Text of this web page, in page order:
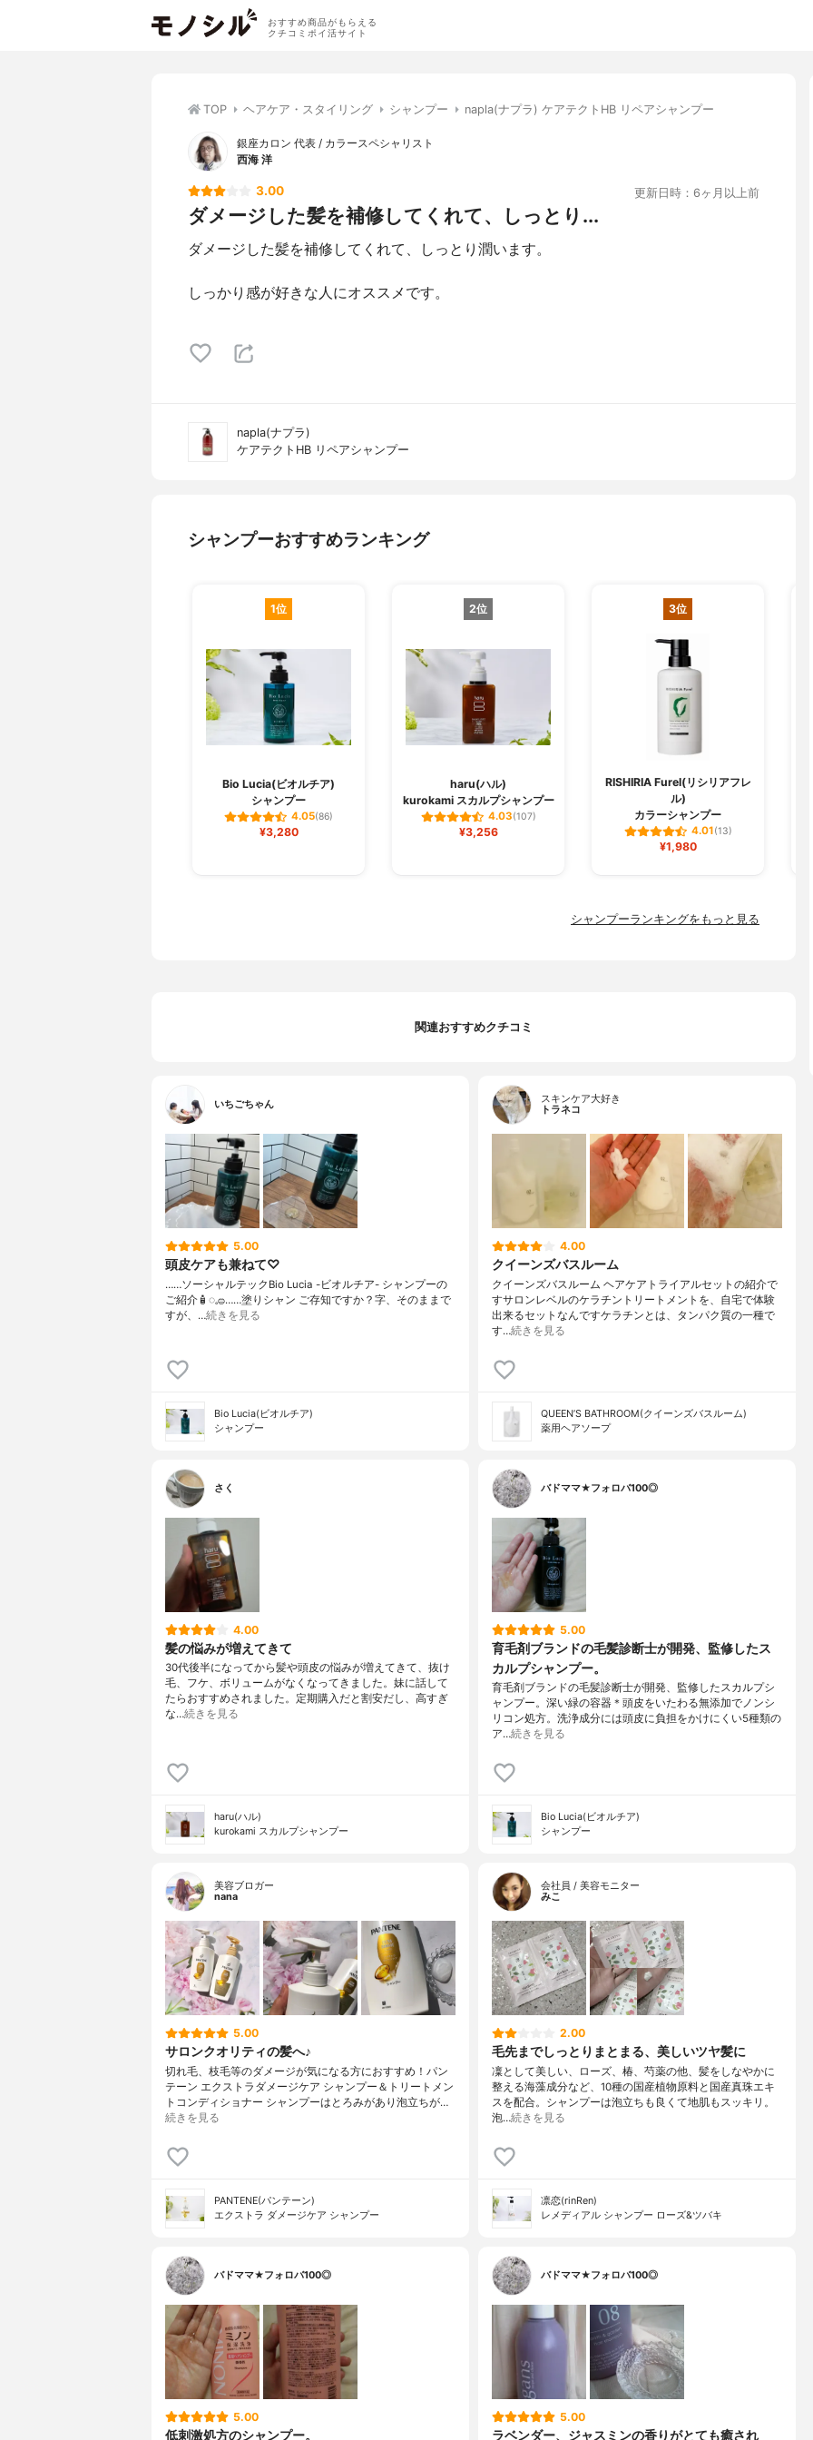
おすすめ商品がもらえる
クチコミポイ活サイト
TOP ヘアケア・スタイリング シャンプー napla(ナプラ) ケアテクトHB リペアシャンプー
銀座カロン 代表 / カラースペシャリスト
西海 洋
3.00 更新日時：6ヶ月以上前
ダメージした髪を補修してくれて、しっとり...
ダメージした髪を補修してくれて、しっとり潤います。
しっかり感が好きな人にオススメです。
napla(ナプラ)
ケアテクトHB リペアシャンプー
シャンプーおすすめランキング
1位
Bio Lucia(ビオルチア)
シャンプー
4.05(86)
¥3,280
2位
haru(ハル)
kurokami スカルプシャンプー
4.03(107)
¥3,256
3位
RISHIRIA Furel(リシリアフレ
ル)
カラーシャンプー
4.01(13)
¥1,980
シャンプーランキングをもっと見る
関連おすすめクチコミ
いちごちゃん
5.00
頭皮ケアも兼ねて♡
……⁡⁡⁡ソーシャルテックBio Lucia -ビオルチア- シャンプー⁡の
ご紹介🧴‎◌𓈒𓐍⁡……⁡⁡⁡⁡塗りシャン ご存知ですか？⁡⁡⁡⁡字、そのままで
すが、…続きを見る
Bio Lucia(ビオルチア)
シャンプー
スキンケア大好き
トラネコ
4.00
クイーンズバスルーム
クイーンズバスルーム ヘアケアトライアルセットの紹介で
すサロンレベルのケラチントリートメントを、自宅で体験
出来るセットなんですケラチンとは、タンパク質の一種で
す…続きを見る
QUEEN’S BATHROOM(クイーンズバスルーム)
薬用ヘアソープ
さく
4.00
髪の悩みが増えてきて
30代後半になってから髪や頭皮の悩みが増えてきて、抜け
毛、フケ、ボリュームがなくなってきました。妹に話して
たらおすすめされました。定期購入だと割安だし、高すぎ
な…続きを見る
haru(ハル)
kurokami スカルプシャンプー
バドママ★フォロバ100◎
5.00
育毛剤ブランドの毛髪診断士が開発、監修したス
カルプシャンプー。
育毛剤ブランドの毛髪診断士が開発、監修したスカルプシ
ャンプー。深い緑の容器＊頭皮をいたわる無添加でノンシ
リコン処方。洗浄成分には頭皮に負担をかけにくい5種類の
ア…続きを見る
Bio Lucia(ビオルチア)
シャンプー
美容ブロガー
nana
5.00
サロンクオリティの髪へ♪
切れ毛、枝毛等のダメージが気になる方におすすめ！パン
テーン エクストラダメージケア シャンプー＆トリートメン
トコンディショナー シャンプーはとろみがあり泡立ちが…
続きを見る
PANTENE(パンテーン)
エクストラ ダメージケア シャンプー
会社員 / 美容モニター
みこ
2.00
毛先までしっとりまとまる、美しいツヤ髪に
凜として美しい、ローズ、椿、芍薬の他、髪をしなやかに
整える海藻成分など、10種の国産植物原料と国産真珠エキ
スを配合。シャンプーは泡立ちも良くて地肌もスッキリ。
泡…続きを見る
凛恋(rinRen)
レメディアル シャンプー ローズ&ツバキ
バドママ★フォロバ100◎
5.00
低刺激処方のシャンプー。
バドママ★フォロバ100◎
5.00
ラベンダー、ジャスミンの香りがとても癒され